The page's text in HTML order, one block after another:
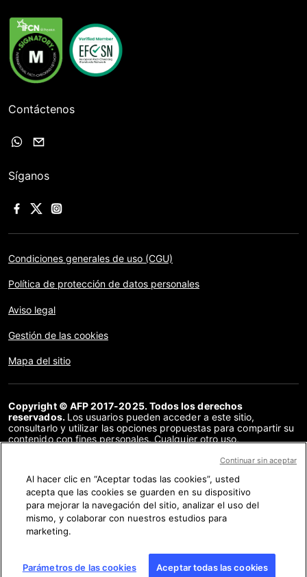
Contáctenos
Síganos
Condiciones generales de uso (CGU)
Política de protección de datos personales
Aviso legal
Gestión de las cookies
Mapa del sitio
Copyright © AFP 2017-2025. Todos los derechos
reservados. Los usuarios pueden acceder a este sitio,
consultarlo y utilizar las opciones propuestas para compartir su
contenido con fines personales. Cualquier otro uso,
distribución del contenido de este sitio, en su totalidad o en
acuerdo específico firmado con la AFP, está estrictamente
prohibido. Los elementos analizados en cada verificación se
presentan o se enlazan en tanto en cuanto son necesarios para
la correcta comprensión de la verificación en cuestión. La AFP
no cuenta con derechos sobre los autores ni sobre los
propietarios del copyright de estos contenidos de terceras
Al hacer clic en “Aceptar todas las cookies”, usted
acepta que las cookies se guarden en su dispositivo
para mejorar la navegación del sitio, analizar el uso del
mismo, y colaborar con nuestros estudios para
marketing.
Parámetros de las cookies Aceptar todas las cookies
Continuar sin aceptar